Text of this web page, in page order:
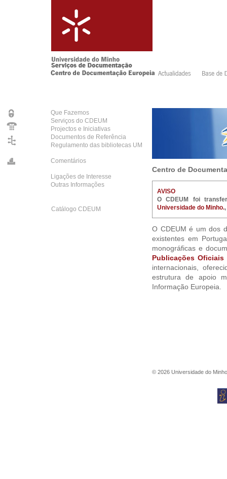
Que Fazemos
Serviços do CDEUM
Projectos e Iniciativas
Documentos de Referência
Regulamento das bibliotecas UM
Comentários
Ligações de Interesse
Outras Informações
Catálogo CDEUM
Centro de
AVISO
O CDEUM foi
Universidade do Minho.
O CDEUM é um dos
existentes em
monográficas e
Publicações Oficiais
internacionais,
estrutura de apoio
Informação Europeia.
© 2026 Universidade do Minho